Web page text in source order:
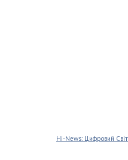
Hi-News: Цифровий Світ